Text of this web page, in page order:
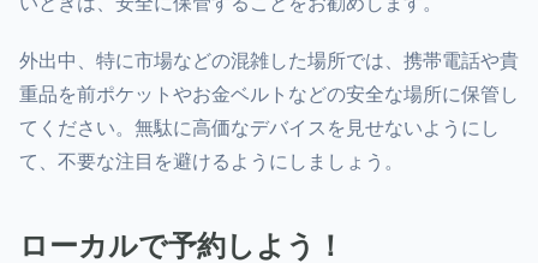
外出中、特に市場などの混雑した場所では、携帯電話や貴
重品を前ポケットやお金ベルトなどの安全な場所に保管し
てください。無駄に高価なデバイスを見せないようにし
て、不要な注目を避けるようにしましょう。
ローカルで予約しよう！